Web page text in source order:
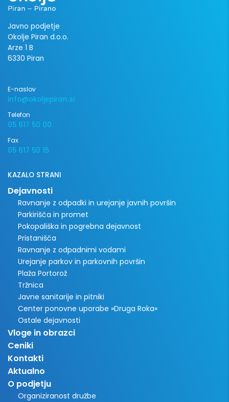
Javno podjetje
Okolje Piran d.o.o.
Arze 1 B
6330 Piran
E-naslov
info@okoljepiran.si
Telefon
05 617 50 00
Fax
05 617 50 15
KAZALO STRANI
Dejavnosti
Ravnanje z odpadki in urejanje javnih površin
Parkirišča in promet
Pokopališka in pogrebna dejavnost
Pristanišča
Ravnanje z odpadnimi vodami
Urejanje parkov in parkovnih površin
Plaža Portorož
Tržnica
Javne sanitarije in pitniki
Center ponovne uporabe »Druga Roka«
Ostale dejavnosti
Vloge in obrazci
Ceniki
Kontakti
Aktualno
O podjetju
Organiziranost družbe